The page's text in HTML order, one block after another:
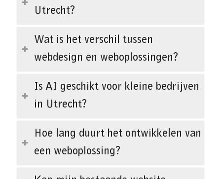
Utrecht?
Wat is het verschil tussen
webdesign en weboplossingen?
Is AI geschikt voor kleine bedrijven
in Utrecht?
Hoe lang duurt het ontwikkelen van
een weboplossing?